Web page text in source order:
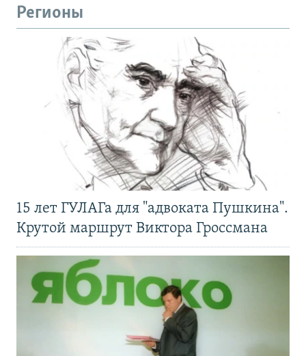
Регионы
15 лет ГУЛАГа для "адвоката Пушкина".
Крутой маршрут Виктора Гроссмана